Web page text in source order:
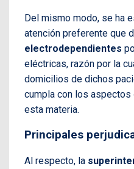
Del mismo modo, se ha
atención preferente que
electrodependientes
eléctricas, razón por la
domicilios de dichos
cumpla con los aspectos
esta materia.
Principales
Al respecto, la